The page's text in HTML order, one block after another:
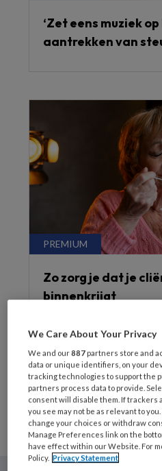
‘Zet eens muziek
aantrekken van
Zo zorg je dat je
binnenkrijgt
Meer artikelen
We Care About Your Privacy
We and our887 partners store and
data or unique identifiers, on your
tracking technologies to support the
partners process data to provide.
consent will disable them. If trackers
you see may not be as relevant to
change your choices or withdraw
Manage Preferences link on the
have effect within our Website. For
Policy. Privacy Statement